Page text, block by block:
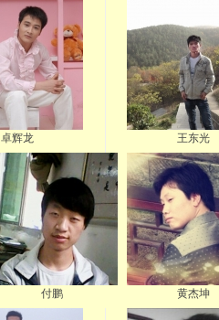
卓辉龙 王东光
付鹏 黄杰坤